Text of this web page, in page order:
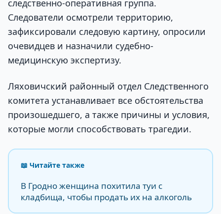
следственно-оперативная группа.
Следователи осмотрели территорию,
зафиксировали следовую картину, опросили
очевидцев и назначили судебно-
медицинскую экспертизу.
Ляховичский районный отдел Следственного
комитета устанавливает все обстоятельства
произошедшего, а также причины и условия,
которые могли способствовать трагедии.
📖 Читайте также
В Гродно женщина похитила туи с
кладбища, чтобы продать их на алкоголь